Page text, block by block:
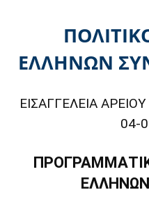
ΕΛΛΗΝΩΝ
ΕΙΣΑΓΓΕΛΕΙΑ
04-